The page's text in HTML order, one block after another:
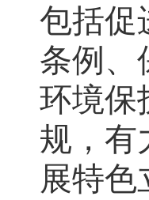
包括促
条例、
环境保
规，有
展特色